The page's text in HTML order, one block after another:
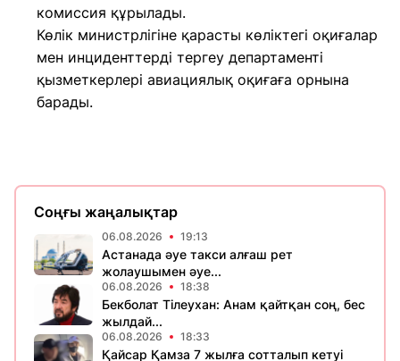
комиссия құрылады.
Көлік министрлігіне қарасты көліктегі оқиғалар
мен инциденттерді тергеу департаменті
қызметкерлері авиациялық оқиғаға орнына
барады.
Соңғы жаңалықтар
06.08.2026 19:13
Астанада әуе такси алғаш рет
жолаушымен әуе...
06.08.2026 18:38
Бекболат Тілеухан: Анам қайтқан соң, бес
жылдай...
06.08.2026 18:33
Қайсар Қамза 7 жылға сотталып кетуі